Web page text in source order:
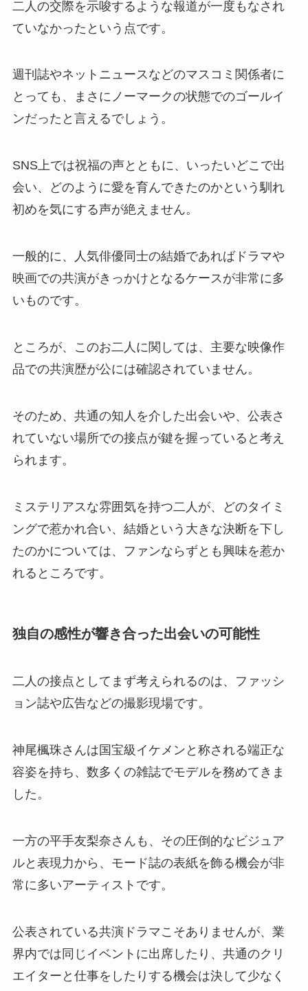
二人の交際を示唆するような報道が一度もなされ
ていなかったという点です。
週刊誌やネットニュースなどのマスコミ関係者に
とっても、まさにノーマークの状態でのゴールイ
ンだったと言えるでしょう。
SNS上では祝福の声とともに、いったいどこで出
会い、どのように愛を育んできたのかという馴れ
初めを気にする声が絶えません。
一般的に、人気俳優同士の結婚であればドラマや
映画での共演がきっかけとなるケースが非常に多
いものです。
ところが、このお二人に関しては、主要な映像作
品での共演歴が公には確認されていません。
そのため、共通の知人を介した出会いや、公表さ
れていない場所での接点が鍵を握っていると考え
られます。
ミステリアスな雰囲気を持つ二人が、どのタイミ
ングで惹かれ合い、結婚という大きな決断を下し
たのかについては、ファンならずとも興味を惹か
れるところです。
独自の感性が響き合った出会いの可能性
二人の接点としてまず考えられるのは、ファッシ
ョン誌や広告などの撮影現場です。
神尾楓珠さんは国宝級イケメンと称される端正な
容姿を持ち、数多くの雑誌でモデルを務めてきま
した。
一方の平手友梨奈さんも、その圧倒的なビジュア
ルと表現力から、モード誌の表紙を飾る機会が非
常に多いアーティストです。
公表されている共演ドラマこそありませんが、業
界内では同じイベントに出席したり、共通のクリ
エイターと仕事をしたりする機会は決して少なく